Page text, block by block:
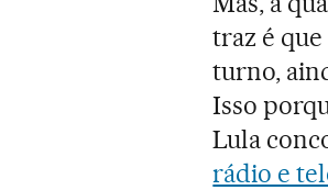
traz é
turno,
Isso
Lula
rádio e